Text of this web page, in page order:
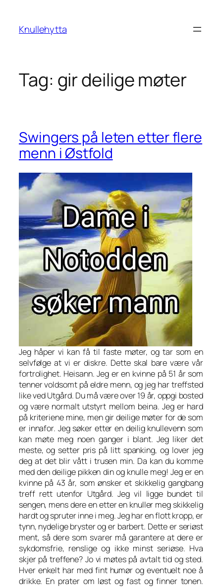
content
Knullehytta
Tag: gir deilige møter
Swingers på leten etter flere
menn i Østfold
Jeg håper vi kan få til faste møter, og tar som en
selvfølge at vi er diskre. Dette skal bare være vår
fortrolighet. Heisann. Jeg er en kvinne på 51 år som
tenner voldsomt på eldre menn, og jeg har treffsted
like ved Utgård. Du må være over 19 år, oppgi bosted
og være normalt utstyrt mellom beina. Jeg er hard
på kriteriene mine, men gir deilige møter for de som
er innafor. Jeg søker etter en deilig knullevenn som
kan møte meg noen ganger i blant. Jeg liker det
meste, og setter pris på litt spanking, og lover jeg
deg at det blir vått i trusen min. Da kan du komme
med den deilige pikken din og knulle meg! Jeg er en
kvinne på 43 år, som ønsker et skikkelig gangbang
treff rett utenfor Utgård. Jeg vil ligge bundet til
sengen, mens dere en etter en knuller meg skikkelig
hardt og spruter inne i meg. Jeg har en flott kropp, er
tynn, nydelige bryster og er barbert. Dette er seriøst
ment, så dere som svarer må garantere at dere er
sykdomsfrie, renslige og ikke minst seriøse. Hva
skjer på treffene? Jo vi møtes på avtalt tid og sted.
Hver enkelt har med fint humør og eventuelt noe å
drikke. En prater om løst og fast og finner tonen.